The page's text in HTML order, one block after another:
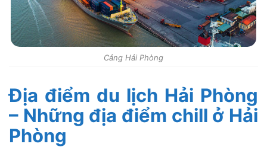
Cảng Hải Phòng
Địa điểm du lịch Hải Phòng
– Những địa điểm chill ở Hải
Phòng